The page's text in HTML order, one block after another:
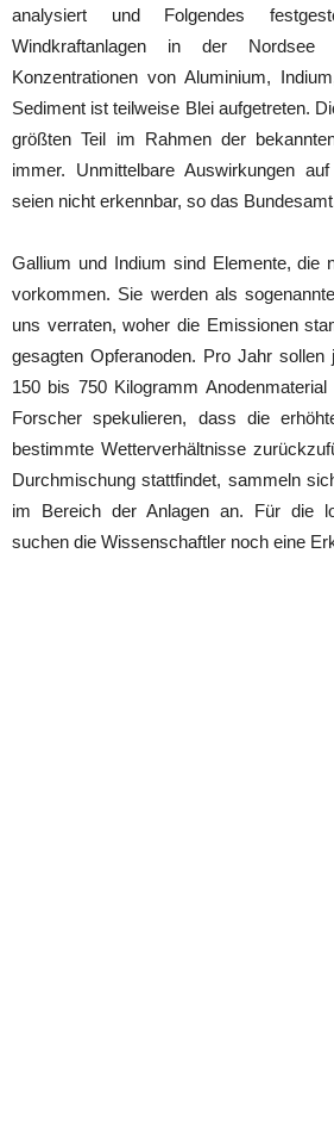
analysiert und Folgendes
Windkraftanlagen in der
Konzentrationen von Aluminium,
Sediment ist teilweise Blei aufgetreten.
größten Teil im Rahmen der
immer. Unmittelbare Auswirkungen
seien nicht erkennbar, so das
Gallium und Indium sind Elemente, die
vorkommen. Sie werden als
uns verraten, woher die Emissionen
gesagten Opferanoden. Pro Jahr sollen
150 bis 750 Kilogramm
Forscher spekulieren, dass die
bestimmte Wetterverhältnisse
Durchmischung stattfindet, sammeln
im Bereich der Anlagen an. Für die
suchen die Wissenschaftler noch eine